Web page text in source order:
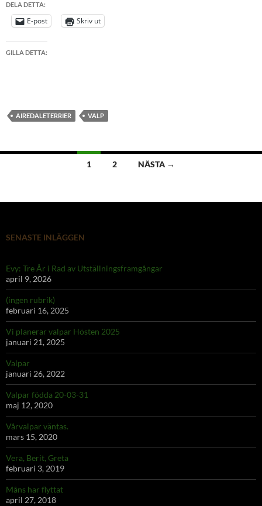
DELA DETTA:
E-post Skriv ut
GILLA DETTA:
AIREDALETERRIER VALP
Inläggsnavigering
1 2 NÄSTA →
SENASTE INLÄGGEN
Evy: Tre År i Rad av Utställningsframgångar
april 9, 2026
(ingen rubrik)
februari 16, 2025
Vi planerar valpar Hösten 2025
januari 21, 2025
Valpar
januari 26, 2022
Valpar födda 20-03-31
maj 12, 2020
Vårvalpar väntas.
mars 15, 2020
Vera, Berit, Greta
februari 3, 2019
Måns har flyttat
april 27, 2018